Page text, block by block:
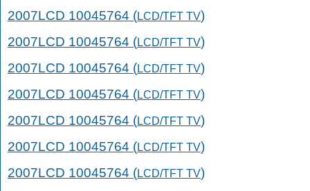
2007LCD 10045764 (LCD/TFT TV)
2007LCD 10045764 (LCD/TFT TV)
2007LCD 10045764 (LCD/TFT TV)
2007LCD 10045764 (LCD/TFT TV)
2007LCD 10045764 (LCD/TFT TV)
2007LCD 10045764 (LCD/TFT TV)
2007LCD 10045764 (LCD/TFT TV)